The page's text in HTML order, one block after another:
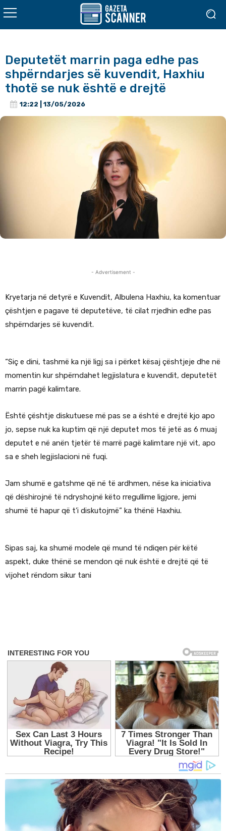
Deputetët marrin paga edhe pas
shpërndarjes së kuvendit, Haxhiu
thotë se nuk është e drejtë
12:22 | 13/05/2026
- Advertisement -
Kryetarja në detyrë e Kuvendit, Albulena Haxhiu, ka komentuar
çështjen e pagave të deputetëve, të cilat rrjedhin edhe pas
shpërndarjes së kuvendit.
“Siç e dini, tashmë ka një ligj sa i përket kësaj çështjeje dhe në
momentin kur shpërndahet legjislatura e kuvendit, deputetët
marrin pagë kalimtare.
Është çështje diskutuese më pas se a është e drejtë kjo apo
jo, sepse nuk ka kuptim që një deputet mos të jetë as 6 muaj
deputet e në anën tjetër të marrë pagë kalimtare një vit, apo
sa e sheh legjislacioni në fuqi.
Jam shumë e gatshme që në të ardhmen, nëse ka iniciativa
që dëshirojnë të ndryshojnë këto rregullime ligjore, jemi
shumë të hapur që t’i diskutojmë” ka thënë Haxhiu.
Sipas saj, ka shumë modele që mund të ndiqen për këtë
aspekt, duke thënë se mendon që nuk është e drejtë që të
vijohet rëndom sikur tani